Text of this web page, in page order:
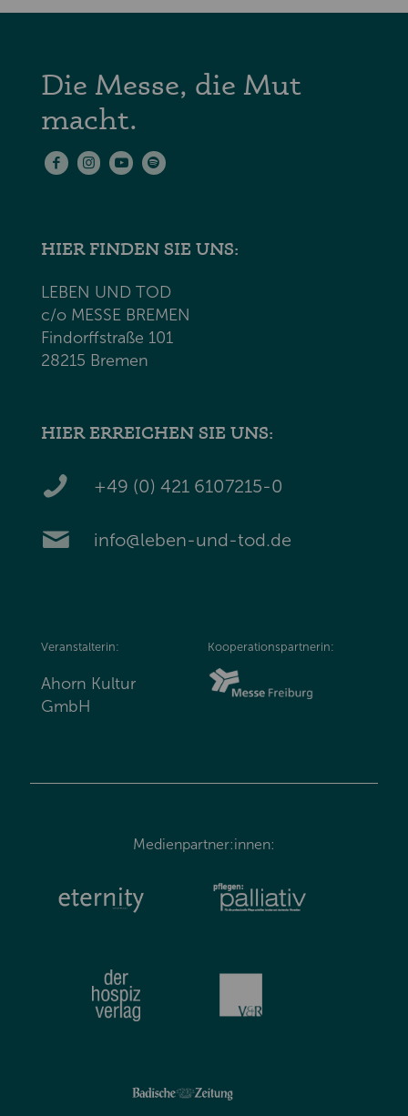
Die Messe, die Mut
macht.
HIER FINDEN SIE UNS:
LEBEN UND TOD
c/o MESSE BREMEN
Findorffstraße 101
28215 Bremen
HIER ERREICHEN SIE UNS:
+49 (0) 421 6107215-0
info@leben-und-tod.de
Veranstalterin:
Ahorn Kultur
GmbH
Kooperationspartnerin:
Medienpartner:innen: